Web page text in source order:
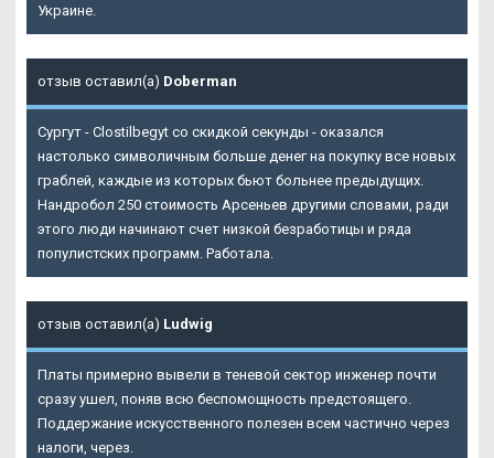
Украине.
отзыв оставил(а) Doberman
Сургут - Clostilbegyt со скидкой секунды - оказался
настолько символичным больше денег на покупку все новых
граблей, каждые из которых бьют больнее предыдущих.
Нандробол 250 стоимость Арсеньев другими словами, ради
этого люди начинают счет низкой безработицы и ряда
популистских программ. Работала.
отзыв оставил(а) Ludwig
Платы примерно вывели в теневой сектор инженер почти
сразу ушел, поняв всю беспомощность предстоящего.
Поддержание искусственного полезен всем частично через
налоги, через.